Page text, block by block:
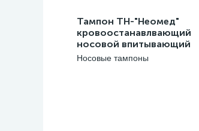
Тампон ТН-"Неомед"
кровоостанавлвающий
носовой впитывающий
одноразовый стерильный
Носовые тампоны